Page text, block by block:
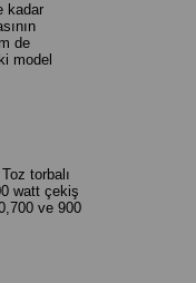
kadar
de
model
torbalı
watt çekiş
ve 900